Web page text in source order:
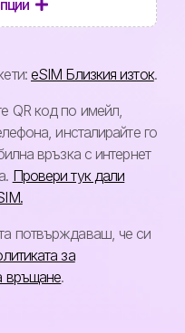
eSIM Близкия изток.
QR код по имейл,
инсталирайте го
връзка с интернет
Провери тук дали
потвърждаваш, че си
за
връщане.